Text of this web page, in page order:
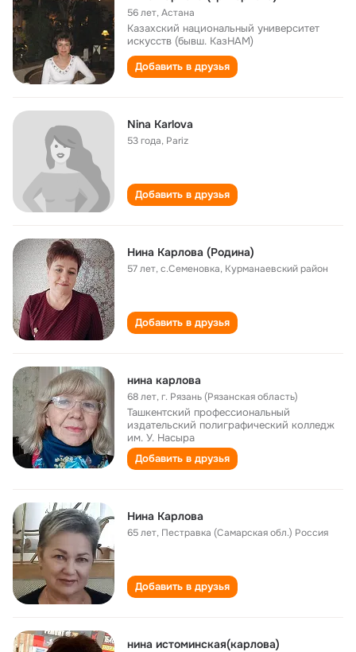
56 лет,Астана
Казахский национальный университет
искусств (бывш. КазНАМ)
Добавить в друзья
Nina Karlova
53 года, Pariz
Добавить в друзья
Нина Карлова (Родина)
57 лет,с.Семеновка, Курманаевский район
Добавить в друзья
нина карлова
68 лет,г. Рязань (Рязанская область)
Ташкентский профессиональный
издательский полиграфический колледж
им. У. Насыра
Добавить в друзья
Нина Карлова
65 лет, Пестравка (Самарская обл.) Россия
Добавить в друзья
нина истоминская(карлова)